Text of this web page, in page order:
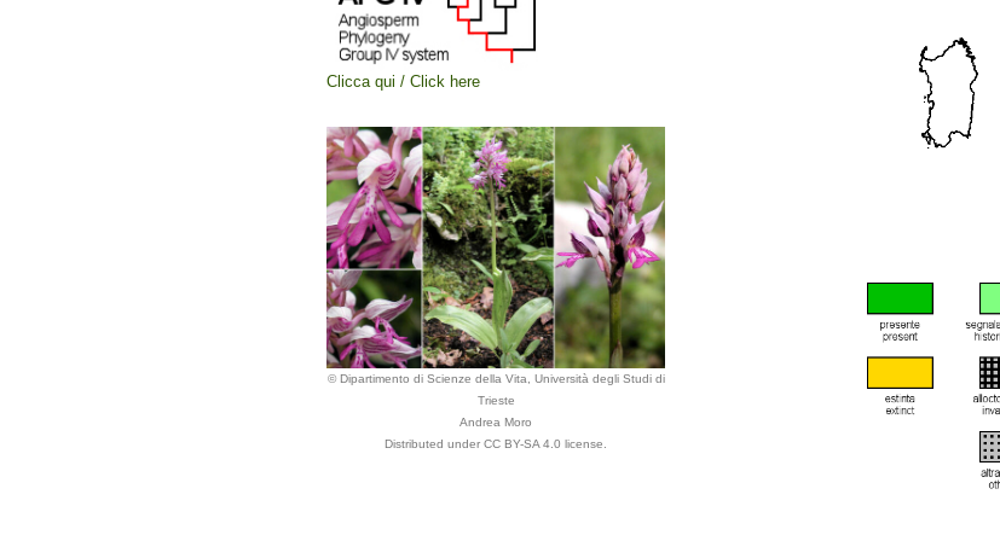
Clicca qui / Click here
© Dipartimento di Scienze della Vita, Università degli Studi di
Trieste
Andrea Moro
Distributed under CC BY-SA 4.0 license.